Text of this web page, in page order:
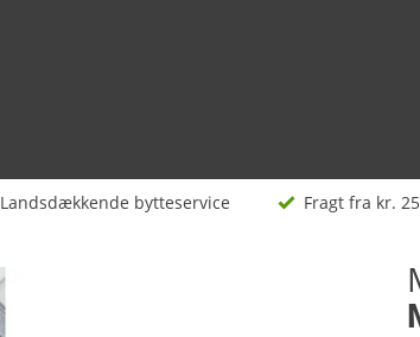
Landsdækkende bytteservice Fragt fra kr.